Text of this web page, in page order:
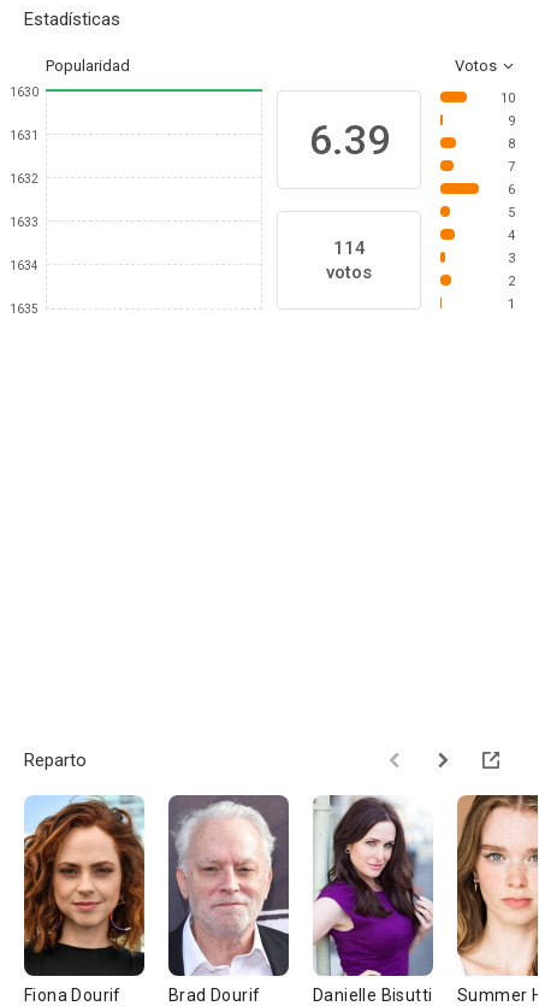
Estadísticas
Popularidad Votos
1630
1631
1632
1633
1634
1635
6.39
114
votos
10
9
8
7
6
5
4
3
2
1
Reparto
Fiona Dourif Brad Dourif Danielle Bisutti
Summer